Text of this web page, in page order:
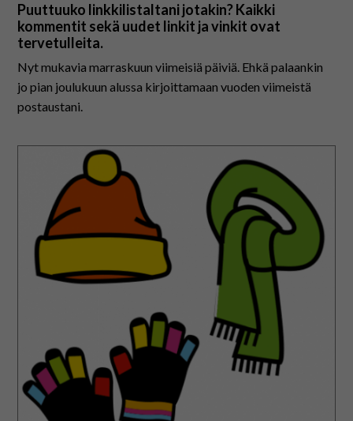
Puuttuuko linkkilistaltani jotakin? Kaikki
kommentit sekä uudet linkit ja vinkit ovat
tervetulleita.
Nyt mukavia marraskuun viimeisiä päiviä. Ehkä palaankin
jo pian joulukuun alussa kirjoittamaan vuoden viimeistä
postaustani.